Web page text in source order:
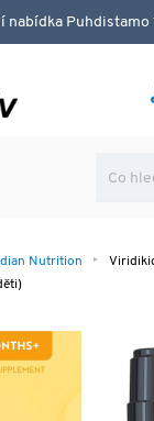
nabídka Puhdistamo
Nutrition